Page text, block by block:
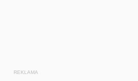
REKLAMA